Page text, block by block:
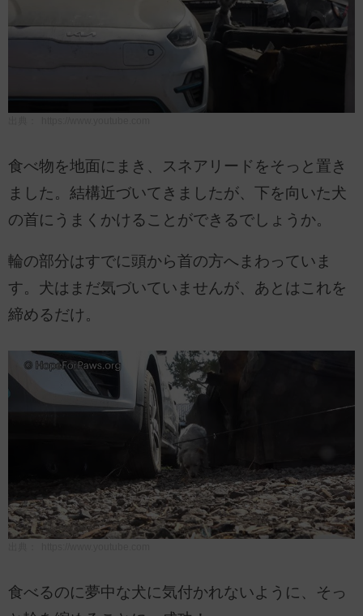
食べ物を地面にまき、スネアリードをそっと置き
ました。結構近づいてきましたが、下を向いた犬
の首にうまくかけることができるでしょうか。
輪の部分はすでに頭から首の方へまわっていま
す。犬はまだ気づいていませんが、あとはこれを
締めるだけ。
食べるのに夢中な犬に気付かれないように、そっ